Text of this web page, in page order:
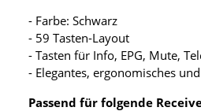
- Farbe: Schwarz
- 59 Tasten-Layout
- Tasten für Info, EPG, Mute,
- Elegantes, ergonomisches
Passend für folgende